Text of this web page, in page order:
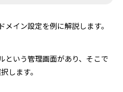
イン設定を例に解説します。
という管理画面があり、そこで
します。